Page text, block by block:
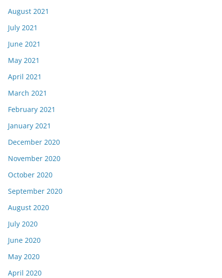
August 2021
July 2021
June 2021
May 2021
April 2021
March 2021
February 2021
January 2021
December 2020
November 2020
October 2020
September 2020
August 2020
July 2020
June 2020
May 2020
April 2020